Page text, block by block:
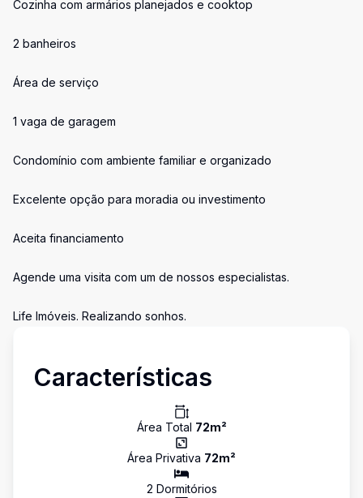
Cozinha com armários planejados e cooktop
2 banheiros
Área de serviço
1 vaga de garagem
Condomínio com ambiente familiar e organizado
Excelente opção para moradia ou investimento
Aceita financiamento
Agende uma visita com um de nossos especialistas.
Life Imóveis. Realizando sonhos.
Características
Área Total 72m²
Área Privativa 72m²
2 Dormitórios